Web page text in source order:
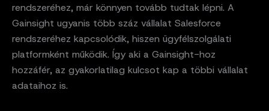
rendszeréhez, már könnyen tovább tudtak lépni. A
Gainsight ugyanis több száz vállalat Salesforce
rendszeréhez kapcsolódik, hiszen ügyfélszolgálati
platformként működik. Így aki a Gainsight-hoz
hozzáfér, az gyakorlatilag kulcsot kap a többi vállalat
adataihoz is.